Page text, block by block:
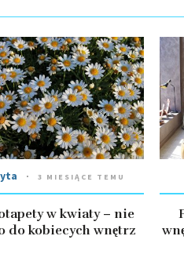
3 MIESIĄCE TEMU
w kwiaty – nie
do kobiecych wnętrz